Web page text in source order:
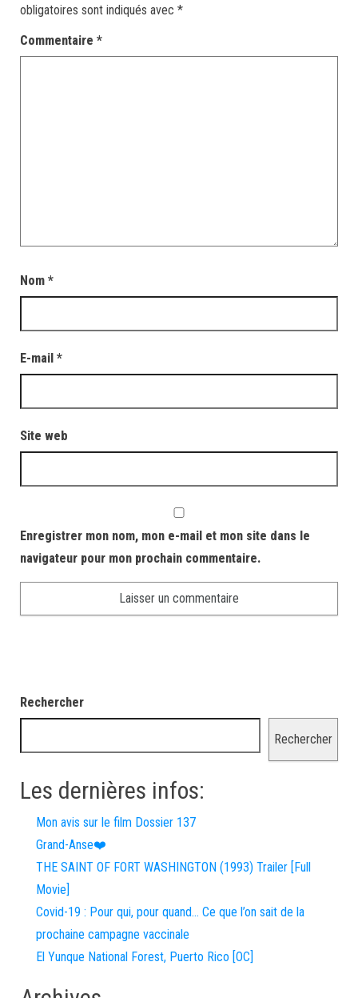
obligatoires sont indiqués avec *
Commentaire *
Nom *
E-mail *
Site web
Enregistrer mon nom, mon e-mail et mon site dans le
navigateur pour mon prochain commentaire.
Rechercher
Rechercher
Les dernières infos:
Mon avis sur le film Dossier 137
Grand-Anse❤️
THE SAINT OF FORT WASHINGTON (1993) Trailer [Full
Movie]
Covid-19 : Pour qui, pour quand… Ce que l’on sait de la
prochaine campagne vaccinale
El Yunque National Forest, Puerto Rico [OC]